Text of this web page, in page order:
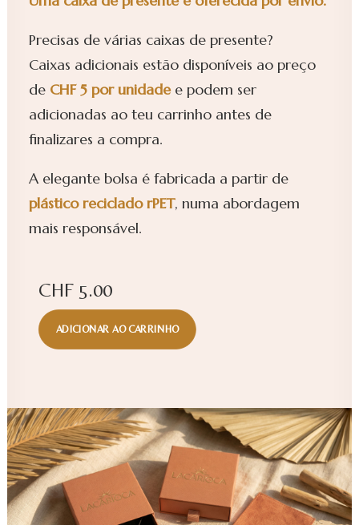
Precisas de várias caixas de presente?
Caixas adicionais estão disponíveis ao preço
de CHF 5 por unidadee podem ser
adicionadas ao teu carrinho antes de
finalizares a compra.
A elegante bolsa é fabricada a partir de
plástico reciclado rPET, numa abordagem
mais responsável.
CHF 5.00
ADICIONAR AO CARRINHO